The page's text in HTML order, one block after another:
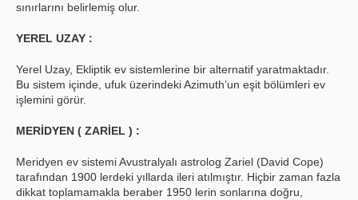
sınırlarını belirlemiş olur.
YEREL UZAY :
Yerel Uzay, Ekliptik ev sistemlerine bir alternatif yaratmaktadır.
Bu sistem içinde, ufuk üzerindeki Azimuth’un eşit bölümleri ev
işlemini görür.
MERİDYEN ( ZARİEL ) :
Meridyen ev sistemi Avustralyalı astrolog Zariel (David Cope)
tarafından 1900 lerdeki yıllarda ileri atılmıştır. Hiçbir zaman fazla
dikkat toplamamakla beraber 1950 lerin sonlarına doğru,